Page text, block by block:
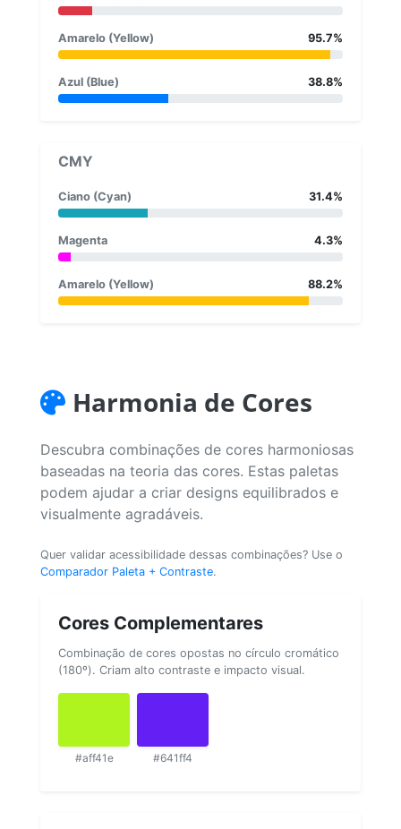
Amarelo (Yellow) 95.7%
Azul (Blue) 38.8%
CMY
Ciano (Cyan) 31.4%
Magenta 4.3%
Amarelo (Yellow) 88.2%
Harmonia de Cores
Descubra combinações de cores harmoniosas
baseadas na teoria das cores. Estas paletas
podem ajudar a criar designs equilibrados e
visualmente agradáveis.
Quer validar acessibilidade dessas combinações? Use o
Comparador Paleta + Contraste.
Cores Complementares
Combinação de cores opostas no círculo cromático
(180º). Criam alto contraste e impacto visual.
#aff41e #641ff4